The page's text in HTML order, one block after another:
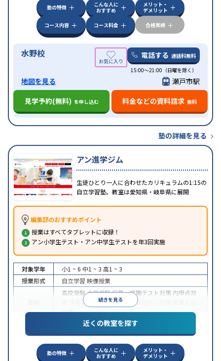
塾の特徴
こんな人に
おすすめ
メリット・
デメリット
コース内容
コース料金 合格実績
水野校 電話する 通話料無料
15:00～21:00（日曜を除く）
地図を見る
瀬戸市駅
見学予約(無料) を申し込む 料金などの資料請求 無料
塾の詳細を見る
アン進学ジム
生徒ひとり一人に合わせたカリキュラムの1:15の
自立学習塾。教室は愛知県・岐阜県に展開
編集部のおすすめポイント
授業はすべてタブレットに収録！
アン小学生テスト・アン中学生テストを年3回実施
続きを見る
対象学年 小1 ~ 6 中1 ~ 3 高1 ~ 3
授業形式
自立学習 映像授業
高校受験大学受験授業・定期テスト対策 内申点対
学習習慣の定着総合型選抜(旧AO)対策
対策
特徴
授業の振替可能学習にPC・タブレットを利用
ライン対応1科目から受講可能季節講習のみの受講
可
近くの教室を探す
塾の特徴
こんな人に
おすすめ
メリット・
デメリット